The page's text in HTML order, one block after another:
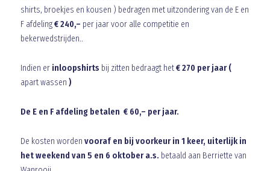
shirts, broekjes en kousen ) bedragen met uitzondering van de E en
F afdeling€ 240,– per jaar voor alle competitie en
bekerwedstrijden..
Indien er inloopshirts bij zitten bedraagt het€ 270 per jaar(
apart wassen )
De E en F afdeling betalen € 60,– per jaar.
De kosten worden vooraf en bij voorkeur in 1 keer, uiterlijk in
het weekend van 5 en 6 oktober a.s. betaald aan Berriette van